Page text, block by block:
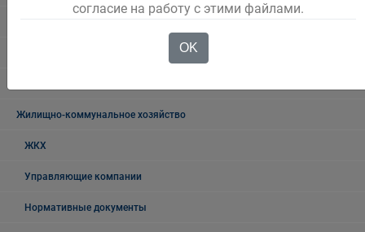
Отдел промышленности, транспорта и связи
Жилищно-коммунальное хозяйство
ЖКХ
Управляющие компании
Нормативные документы
согласие на работу с этими файлами.
OK